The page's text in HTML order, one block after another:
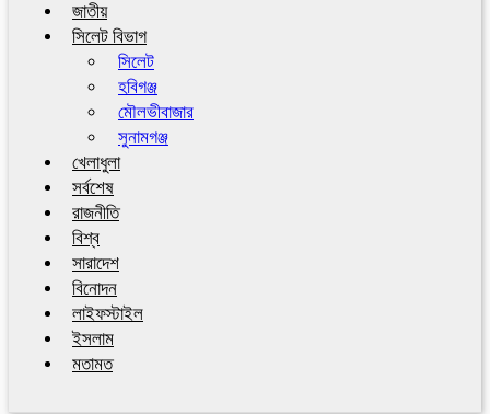
জাতীয়
সিলেট বিভাগ
সিলেট
হবিগঞ্জ
মৌলভীবাজার
সুনামগঞ্জ
খেলাধুলা
সর্বশেষ
রাজনীতি
বিশ্ব
সারাদেশ
বিনোদন
লাইফস্টাইল
ইসলাম
মতামত